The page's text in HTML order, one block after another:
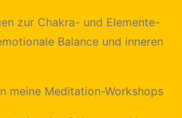
zur Chakra- und Elemente-
Balance und inneren
meine Meditation-Workshops